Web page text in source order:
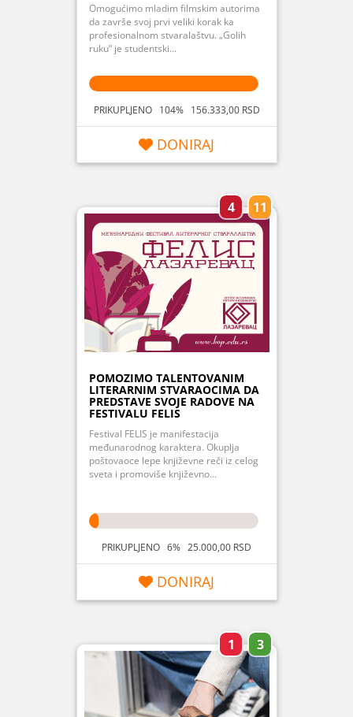
Omogućimo mladim filmskim autorima
da završe svoj prvi veliki korak ka
profesionalnom stvaralaštvu. „Golih
ruku“ je studentski...
PRIKUPLJENO 104% 156.333,00 RSD
DONIRAJ
4 11
POMOZIMO TALENTOVANIM
LITERARNIM STVARAOCIMA DA
PREDSTAVE SVOJE RADOVE NA
FESTIVALU FELIS
Festival FELIS je manifestacija
međunarodnog karaktera. Okuplja
poštovaoce lepe književne reči iz celog
sveta i promoviše književno...
PRIKUPLJENO 6% 25.000,00 RSD
DONIRAJ
1 3